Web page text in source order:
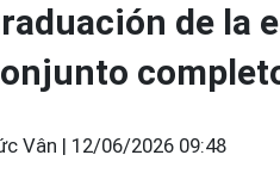
de la
Vân | 12/06/2026 09:48